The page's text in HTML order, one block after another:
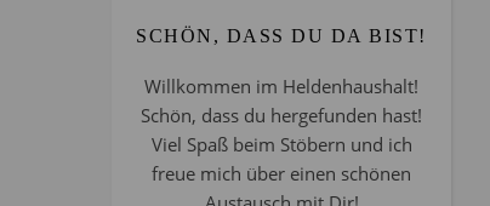
SCHÖN, DASS DU DA BIST!
Willkommen im Heldenhaushalt!
Schön, dass du hergefunden hast!
Viel Spaß beim Stöbern und ich
freue mich über einen schönen